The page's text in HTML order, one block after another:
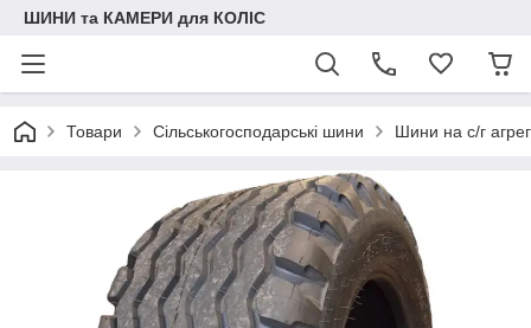
ШИНИ та КАМЕРИ для КОЛІС
Товари Сільськогосподарські шини Шини на с/г